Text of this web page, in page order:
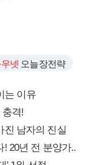
넷 오늘장전략
는 이유
충격!
진 남자의 진실
20년 전 분양가..